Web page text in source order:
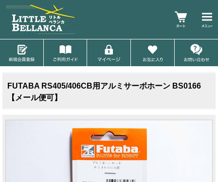
FUTABA RS405/406CB用アルミサーボホーン BS0166
【メール便可】